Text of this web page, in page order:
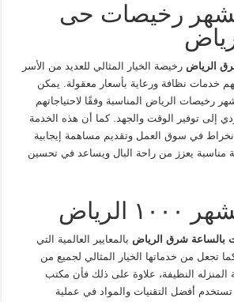
رخيصات حى
الرياض رخيصة الخيار المثالي للعديد من الأسر
خدمات نظافة ورعاية بأسعار معقولة. يمكن
رخيصات الرياض المناسبة وفقًا لاحتياجاتهم
إلى توفير الوقت والجهد. كما أن هذه الخدمة
في سوق العمل وتقديم مساهمة إيجابية
مناسبة يعزز من راحة البال ويساعد في تحسين
بالساعة شرق الرياض بالمعايير العالمية التي
كما تجعل من خدماتها الخيار المثالي لجميع من
المنزله النظيفة، علاوة على ذلك فأن مكتب
أفضل التقنيات والمواد في عملية